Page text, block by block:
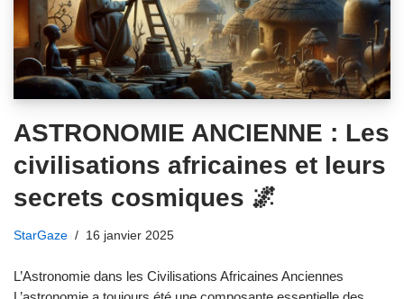
ASTRONOMIE ANCIENNE : Les
civilisations africaines et leurs
secrets cosmiques 🌌
StarGaze 16 janvier 2025
L’Astronomie dans les Civilisations Africaines Anciennes